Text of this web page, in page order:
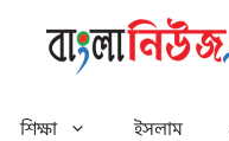
শিক্ষা ইসলাম